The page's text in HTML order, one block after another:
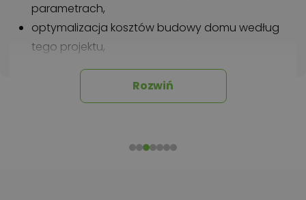
parametrach,
optymalizacja kosztów budowy domu według
tego projektu,
informacje szczegółowe - np. wymiary
pomieszczeń, instalacje, materiały?
Rozwiń